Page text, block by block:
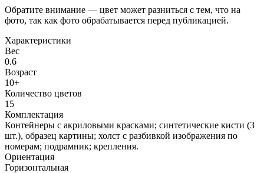
Обратите внимание — цвет может разниться с тем, что на
фото, так как фото обрабатывается перед публикацией.
Характеристики
Вес
0.6
Возраст
10+
Количество цветов
15
Комплектация
Контейнеры с акриловыми красками; синтетические кисти (3
шт.), образец картины; холст с разбивкой изображения по
номерам; подрамник; крепления.
Ориентация
Горизонтальная